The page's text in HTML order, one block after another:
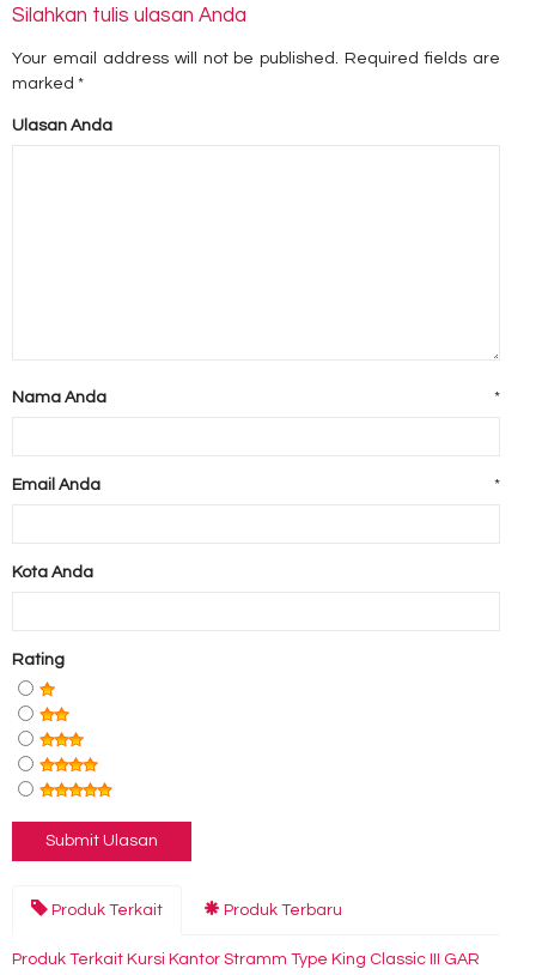
Silahkan tulis ulasan Anda
Your email address will not be published. Required fields are
marked *
Ulasan Anda
Nama Anda *
Email Anda *
Kota Anda
Rating
Produk Terkait Produk Terbaru
Produk Terkait Kursi Kantor Stramm Type King Classic III GAR